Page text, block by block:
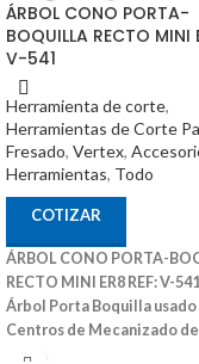
ÁRBOL CONO PORTA-
BOQUILLA RECTO MINI
V-541
Herramienta de corte,
Herramientas de Corte
Fresado, Vertex,
Herramientas, Todo
COTIZAR
ÁRBOL CONO PORTA-
RECTO MINI ER8 REF: V-541
Árbol Porta Boquilla usado
Centros de Mecanizado de
Diferentes Marcas